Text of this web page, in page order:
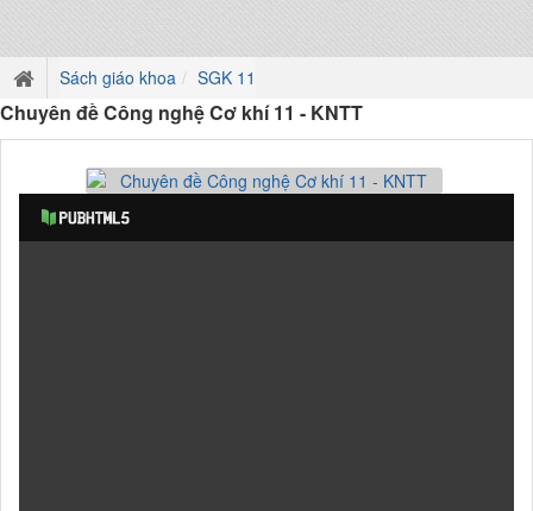
Sách giáo khoa SGK 11
Chuyên đề Công nghệ Cơ khí 11 - KNTT